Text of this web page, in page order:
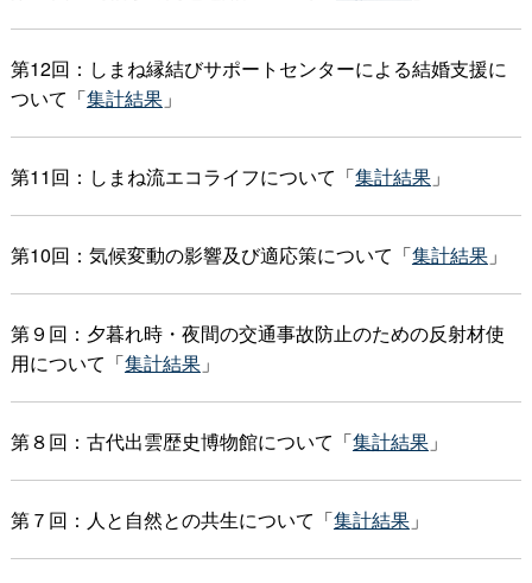
第12回：しまね縁結びサポートセンターによる結婚支援に
ついて「集計結果」
第11回：しまね流エコライフについて「集計結果」
第10回：気候変動の影響及び適応策について「集計結果」
第９回：夕暮れ時・夜間の交通事故防止のための反射材使
用について「集計結果」
第８回：古代出雲歴史博物館について「集計結果」
第７回：人と自然との共生について「集計結果」